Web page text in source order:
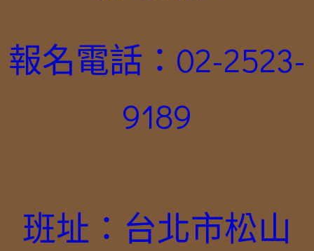
報名電話：02-2523-
9189
班址：台北市松山